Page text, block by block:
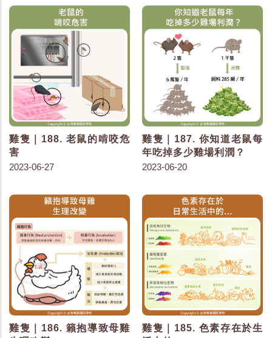
雞隻｜188. 老鼠的啃咬危
害
2023-06-27
雞隻｜187. 你知道老鼠每
年吃掉多少雞場利潤？
2023-06-20
雞隻｜186. 籟抱導致母雞
雞隻｜185. 色素存在於生